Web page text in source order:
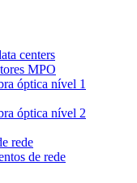
centers
MPO
óptica nível 1
óptica nível 2
rede
de rede